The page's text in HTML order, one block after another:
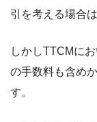
引を考える場合
しかしTTCMに
の手数料も含め
す。